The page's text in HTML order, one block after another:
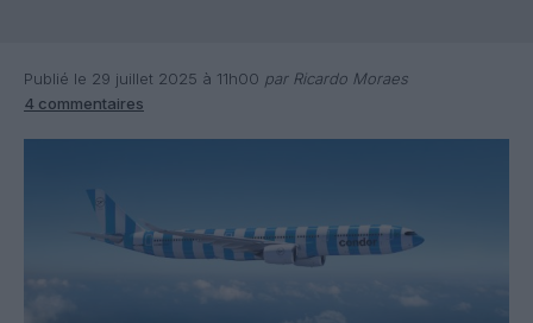
Publié le 29 juillet 2025 à 11h00 par Ricardo Moraes
4 commentaires